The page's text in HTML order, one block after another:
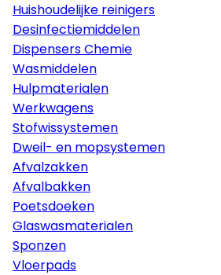
Huishoudelijke reinigers
Desinfectiemiddelen
Dispensers Chemie
Wasmiddelen
Hulpmaterialen
Werkwagens
Stofwissystemen
Dweil- en mopsystemen
Afvalzakken
Afvalbakken
Poetsdoeken
Glaswasmaterialen
Sponzen
Vloerpads